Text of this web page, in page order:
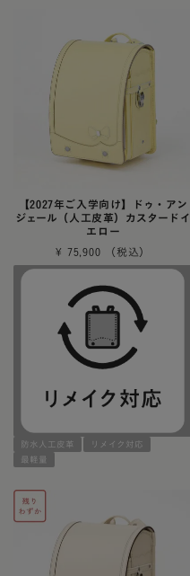
【2027年ご入学向け】ドゥ・アン
ジェール（人工皮革）カスタードイ
エロー
¥ 75,900
防水人工皮革
リメイク対応
最軽量